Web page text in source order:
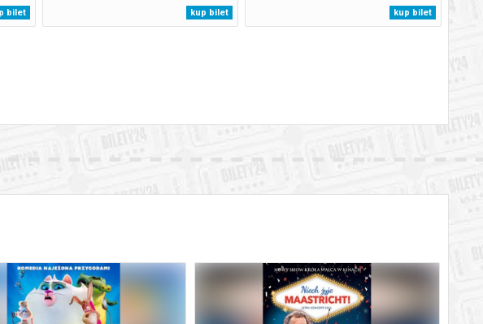
bilet
kup bilet
kup bilet